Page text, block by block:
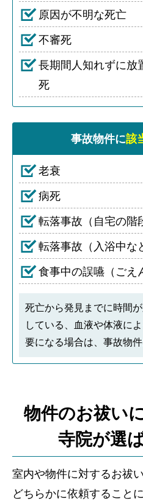
原因が不明な死亡
不審死
長期間人知れずに放
死
事故物件に該
老衰
病死
転落事故（自宅の階
転落事故（入浴中な
食事中の誤嚥（ごえ
死亡から発見までに時間
している、血液や体液に
要になる場合は、事故物
物件のお祓い
寺院が選
室内や物件に対するお祓
どちらかに依頼すること